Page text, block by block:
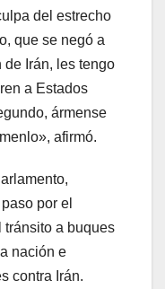
del estrecho
que se negó a
Irán, les tengo
a Estados
ármense
afirmó.
por el
tránsito a buques
nación e
contra Irán.